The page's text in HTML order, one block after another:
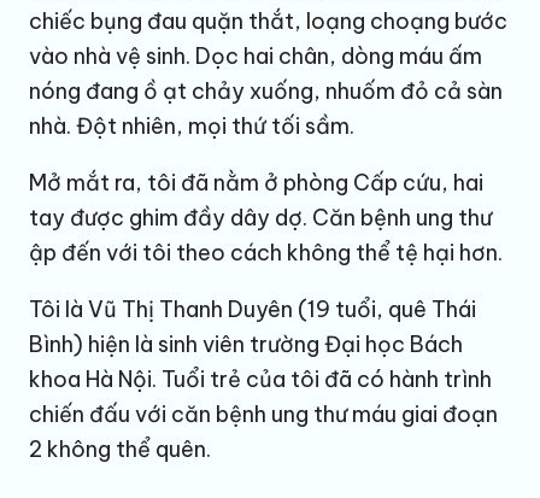
chiếc bụng đau quặn thắt, loạng choạng bước
vào nhà vệ sinh. Dọc hai chân, dòng máu ấm
nóng đang ồ ạt chảy xuống, nhuốm đỏ cả sàn
nhà. Đột nhiên, mọi thứ tối sầm.
Mở mắt ra, tôi đã nằm ở phòng Cấp cứu, hai
tay được ghim đầy dây dợ. Căn bệnh ung thư
ập đến với tôi theo cách không thể tệ hại hơn.
Tôi là Vũ Thị Thanh Duyên (19 tuổi, quê Thái
Bình) hiện là sinh viên trường Đại học Bách
khoa Hà Nội. Tuổi trẻ của tôi đã có hành trình
chiến đấu với căn bệnh ung thư máu giai đoạn
2 không thể quên.